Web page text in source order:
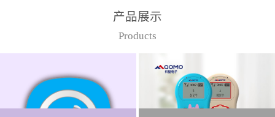
产品展示
Products